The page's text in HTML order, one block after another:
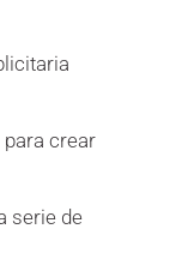
crear
serie de